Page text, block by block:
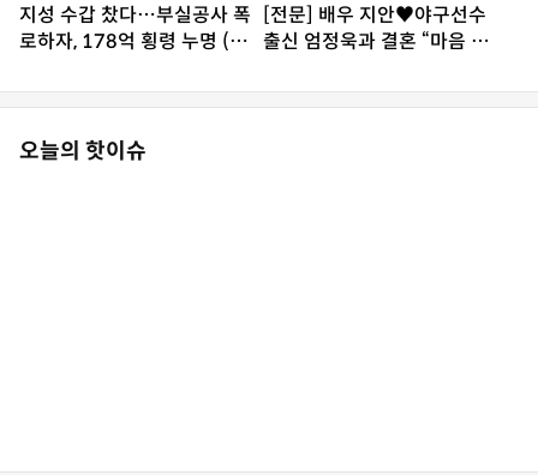
지성 수갑 찼다…부실공사 폭
로하자, 178억 횡령 누명 (아
[전문] 배우 지안♥야구선수
출신 엄정욱과 결혼 “마음 참
오늘의 핫이슈